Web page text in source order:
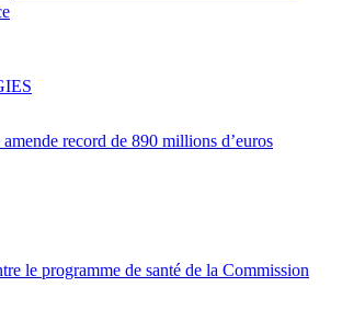
record de 890 millions d’euros
le programme de santé de la Commission